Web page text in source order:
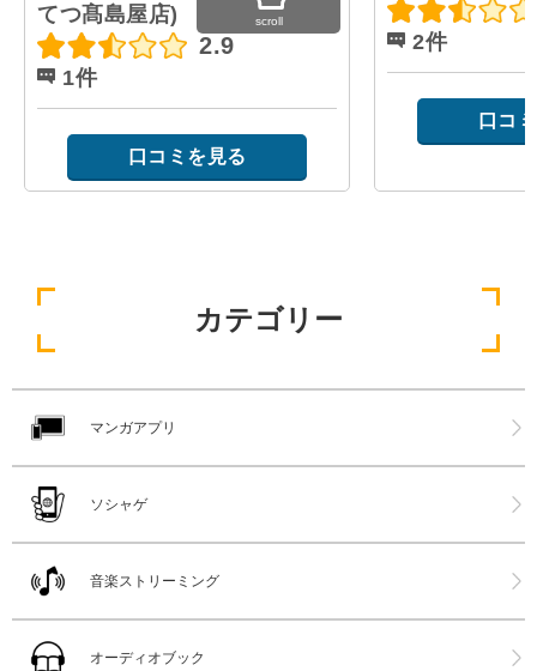
てつ髙島屋店)
2.9
1件
口コミを見る
2件
口コ
scroll
カテゴリー
マンガアプリ
ソシャゲ
音楽ストリーミング
オーディオブック